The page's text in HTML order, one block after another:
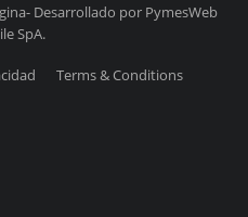
Desarrollado por PymesWeb
SpA.
Terms & Conditions